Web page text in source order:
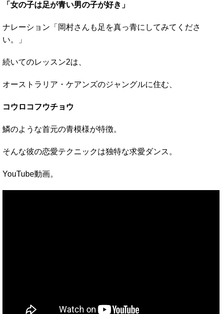
「女の子は足が青い男の子が好き」
ナレーション「岡村さんも足を真っ青にしてみてくださ
い。」
続いてのレッスン2は、
オーストラリア・ケアンズのジャングルに住む、
コウロコフウチョウ
鱗のような首元の青模様が特徴。
そんな彼の恋愛テクニックは独特な求愛ダンス。
YouTube動画。